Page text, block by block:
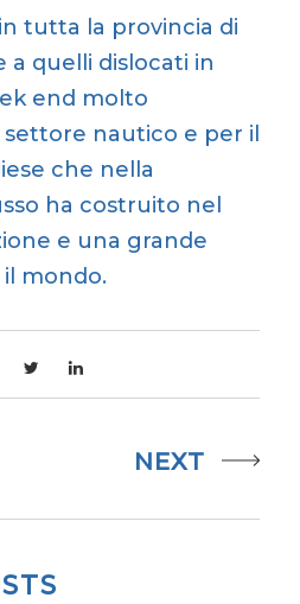
tutta la provincia di
a quelli dislocati in
end molto
nautico e per il
che nella
ha costruito nel
e una grande
mondo.
NEXT